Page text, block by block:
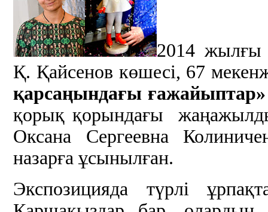
2014 жылғы
Қ. Қайсенов көшесі, 67
қарсаңындағы ғажайыптар»
қорық қорындағы
Оксана Сергеевна
назарға ұсынылған.
Экспозицияда түрлі